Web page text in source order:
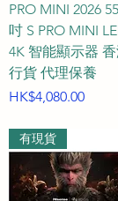
Q2：購買這
屏幕尺寸與觀
才能達到最佳
A2：合理的
的視覺享受
為 4K 智能電
離：
PRO MINI 2026 55
吋 S PRO MINI
4K 智能顯示器
行貨 代理保養
價格
HK$4,080.00
有現貨